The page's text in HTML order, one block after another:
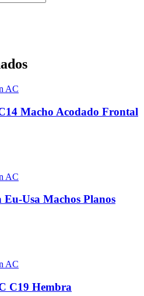
AC
Macho Acodado Frontal
AC
Usa Machos Planos
AC
C19 Hembra